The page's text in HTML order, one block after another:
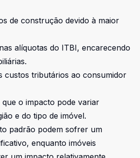
de construção devido à maior
alíquotas do ITBI, encarecendo
custos tributários ao consumidor
o impacto pode variar
e do tipo de imóvel.
padrão podem sofrer um
enquanto imóveis